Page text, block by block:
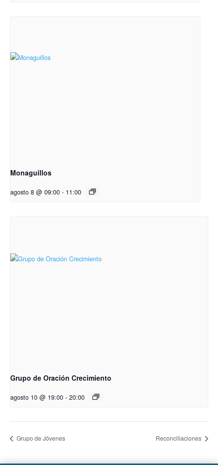
Monaguillos
agosto 8 @ 09:00 - 11:00
Grupo de Oración Crecimiento
agosto 10 @ 19:00 - 20:00
Grupo de Jóvenes Reconciliaciones